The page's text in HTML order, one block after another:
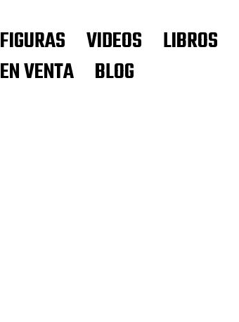
FIGURAS VIDEOS LIBROS
EN VENTA
BLOG